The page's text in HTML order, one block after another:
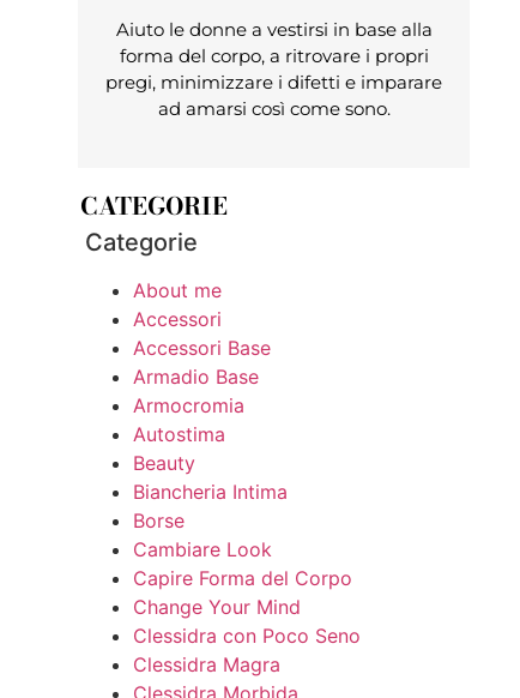
Aiuto le donne a vestirsi in base alla
forma del corpo, a ritrovare i propri
pregi, minimizzare i difetti e imparare
ad amarsi così come sono.
CATEGORIE
Categorie
About me
Accessori
Accessori Base
Armadio Base
Armocromia
Autostima
Beauty
Biancheria Intima
Borse
Cambiare Look
Capire Forma del Corpo
Change Your Mind
Clessidra con Poco Seno
Clessidra Magra
Clessidra Morbida